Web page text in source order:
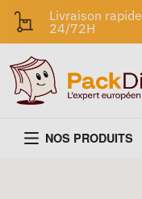
Livraison rapide
24/72H
NOS PRODUITS